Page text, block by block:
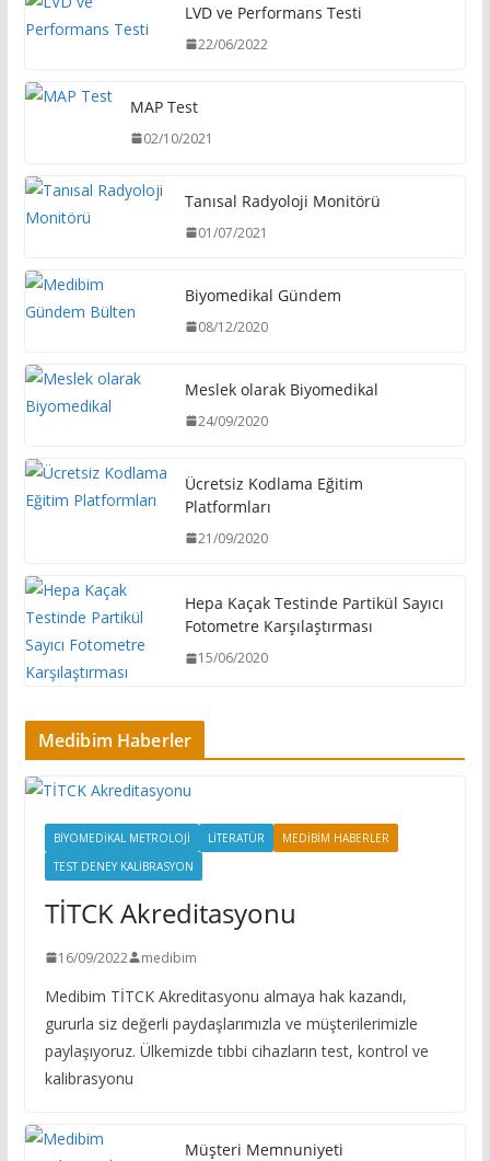
LVD ve Performans Testi
22/06/2022
MAP Test
02/10/2021
Tanısal Radyoloji Monitörü
01/07/2021
Biyomedikal Gündem
08/12/2020
Meslek olarak Biyomedikal
24/09/2020
Ücretsiz Kodlama Eğitim
Platformları
21/09/2020
Hepa Kaçak Testinde Partikül Sayıcı
Fotometre Karşılaştırması
15/06/2020
Medibim Haberler
BIYOMEDIKAL METROLOJI LITERATÜR
MEDIBIM HABERLER
TEST DENEY KALIBRASYON
TİTCK Akreditasyonu
16/09/2022 medibim
Medibim TİTCK Akreditasyonu almaya hak kazandı,
gururla siz değerli paydaşlarımızla ve müşterilerimizle
paylaşıyoruz. Ülkemizde tıbbi cihazların test, kontrol ve
kalibrasyonu
Müşteri Memnuniyeti